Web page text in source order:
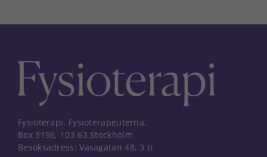
Fysioterapi, Fysioterapeuterna,
Box 3196, 103 63 Stockholm
Besöksadress: Vasagatan 48, 3 tr